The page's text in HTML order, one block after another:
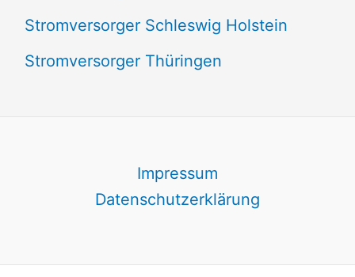
Stromversorger Schleswig Holstein
Stromversorger Thüringen
Impressum
Datenschutzerklärung